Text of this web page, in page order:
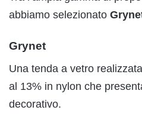
abbiamo selezionato
Grynet
Una tenda a vetro
al 13% in nylon che
decorativo.